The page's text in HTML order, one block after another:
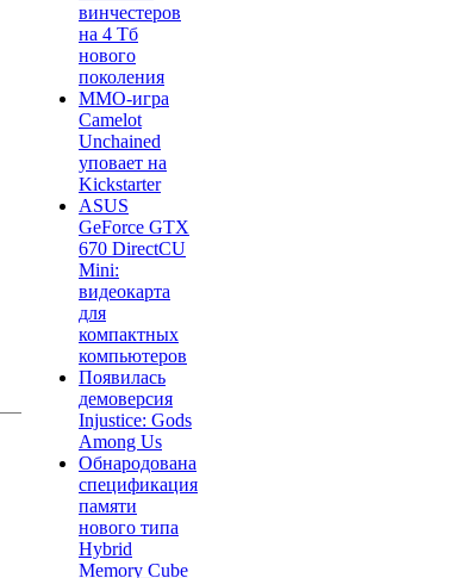
винчестеров
на 4 Тб
нового
поколения
ММО-игра
Camelot
Unchained
уповает на
Kickstarter
ASUS
GeForce GTX
670 DirectCU
Mini:
видеокарта
для
компактных
компьютеров
Появилась
демоверсия
Injustice: Gods
Among Us
Обнародована
спецификация
памяти
нового типа
Hybrid
Memory Cube